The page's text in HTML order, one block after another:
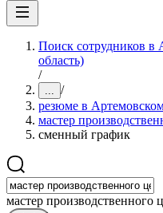
Поиск сотрудников в
область)
/
... /
резюме в
мастер
сменный график
мастер производственного